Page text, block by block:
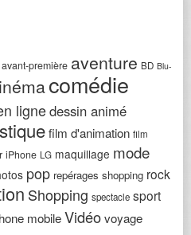
avant-première aventure BD Blu-
comédie
lignedessin animé
film d'animation film
iPhone LG maquillage mode
pop repérages shopping rock
Shopping spectacle sport
mobileVidéovoyage